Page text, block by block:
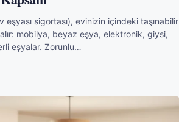
sigortası), evinizin içindeki taşınabilir
mobilya, beyaz eşya, elektronik, giysi,
eşyalar. Zorunlu…